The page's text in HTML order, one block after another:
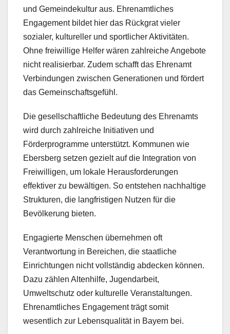
und Gemeindekultur aus. Ehrenamtliches
Engagement bildet hier das Rückgrat vieler
sozialer, kultureller und sportlicher Aktivitäten.
Ohne freiwillige Helfer wären zahlreiche Angebote
nicht realisierbar. Zudem schafft das Ehrenamt
Verbindungen zwischen Generationen und fördert
das Gemeinschaftsgefühl.
Die gesellschaftliche Bedeutung des Ehrenamts
wird durch zahlreiche Initiativen und
Förderprogramme unterstützt. Kommunen wie
Ebersberg setzen gezielt auf die Integration von
Freiwilligen, um lokale Herausforderungen
effektiver zu bewältigen. So entstehen nachhaltige
Strukturen, die langfristigen Nutzen für die
Bevölkerung bieten.
Engagierte Menschen übernehmen oft
Verantwortung in Bereichen, die staatliche
Einrichtungen nicht vollständig abdecken können.
Dazu zählen Altenhilfe, Jugendarbeit,
Umweltschutz oder kulturelle Veranstaltungen.
Ehrenamtliches Engagement trägt somit
wesentlich zur Lebensqualität in Bayern bei.